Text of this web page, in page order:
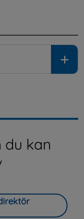
du kan